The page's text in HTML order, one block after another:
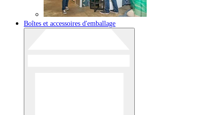
Boîtes et accessoires d'emballage